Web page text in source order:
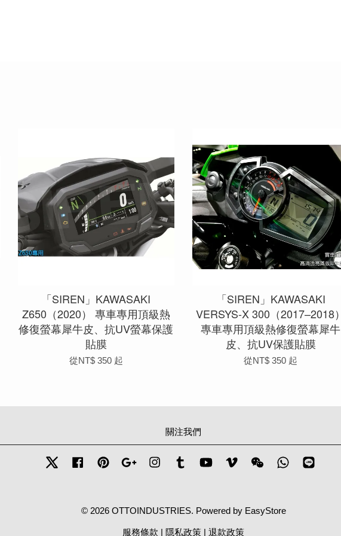
「SIREN」KAWASAKI
Z650（2020） 專車專用頂級熱
修復螢幕犀牛皮、抗UV螢幕保護
貼膜
從NT$ 350 起
「SIREN」KAWASAKI
VERSYS-X 300（2017–2018）
專車專用頂級熱修復螢幕犀牛
皮、抗UV保護貼膜
從NT$ 350 起
關注我們
Twitter FacebookPinterestGoogle InstagramTumblr YouTubeVimeo Wechat Whatsapp
© 2026 OTTOINDUSTRIES. Powered by EasyStore
服務條款 隱私政策 退款政策